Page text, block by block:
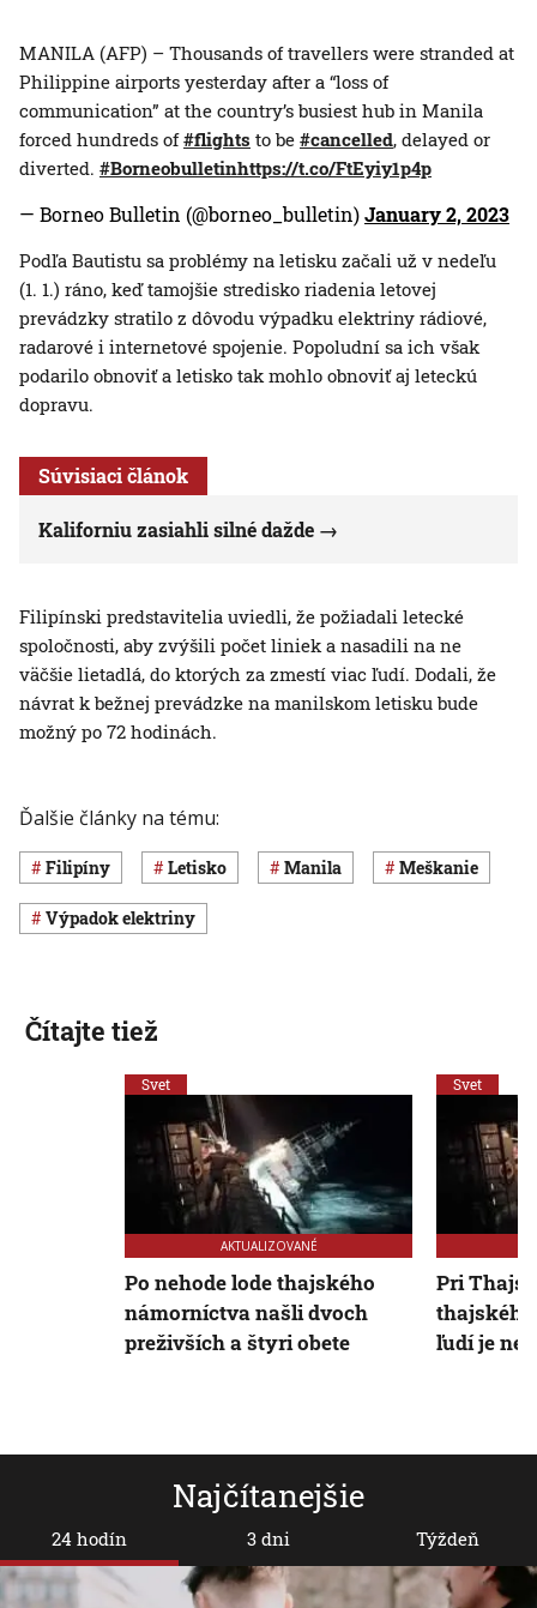
MANILA (AFP) – Thousands of travellers were stranded at
Philippine airports yesterday after a “loss of
communication” at the country’s busiest hub in Manila
forced hundreds of#flights to be #cancelled, delayed or
diverted. #Borneobulletinhttps://t.co/FtEyiy1p4p
— Borneo Bulletin (@borneo_bulletin)January 2, 2023
Podľa Bautistu sa problémy na letisku začali už v nedeľu
(1. 1.) ráno, keď tamojšie stredisko riadenia letovej
prevádzky stratilo z dôvodu výpadku elektriny rádiové,
radarové i internetové spojenie. Popoludní sa ich však
podarilo obnoviť a letisko tak mohlo obnoviť aj leteckú
dopravu.
Súvisiaci článok
Kaliforniu zasiahli silné dažde
Filipínski predstavitelia uviedli, že požiadali letecké
spoločnosti, aby zvýšili počet liniek a nasadili na ne
väčšie lietadlá, do ktorých za zmestí viac ľudí. Dodali, že
návrat k bežnej prevádzke na manilskom letisku bude
možný po 72 hodinách.
Ďalšie články na tému:
Filipíny letisko Manila meškanie
výpadok elektriny
Najčítanejšie
24 hodín 3 dni Týždeň
Čítajte tiež
Svet
AKTUALIZOVANÉ
Po nehode lode thajského
námorníctva našli dvoch
preživších a štyri obete
Svet
Pri
ľudí je